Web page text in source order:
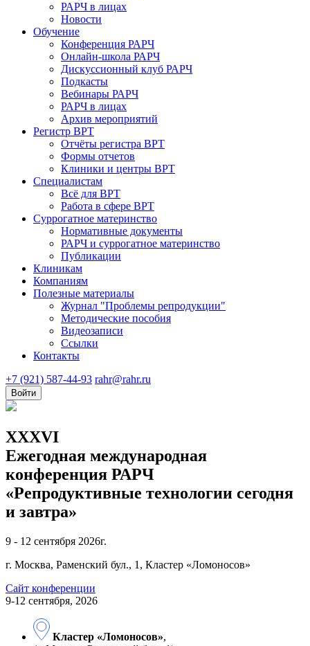
РАРЧ в лицах
Новости
Обучение
Конференция РАРЧ
Онлайн-школа РАРЧ
Дискуссионный клуб РАРЧ
Подкасты
Вебинары РАРЧ
РАРЧ в лицах
Архив мероприятий
Регистр ВРТ
Отчёты регистра ВРТ
Формы отчетов
Клиники и центры ВРТ
Специалистам
Всё для ВРТ
Работа в сфере ВРТ
Суррогатное материнство
Нормативные документы
РАРЧ и суррогатное материнство
Публикации
Клиникам
Компаниям
Полезные материалы
Журнал "Проблемы репродукции"
Методические пособия
Видеозаписи
Ссылки
Контакты
+7 (921) 587-44-93 rahr@rahr.ru
Войти
XXXVI
Ежегодная международная
конференция РАРЧ
«Репродуктивные технологии сегодня
и завтра»
9 - 12 сентября 2026г.
г. Москва, Раменский бул., 1, Кластер «Ломоносов»
Сайт конференции
9-12 сентября, 2026
Кластер «Ломоносов»,